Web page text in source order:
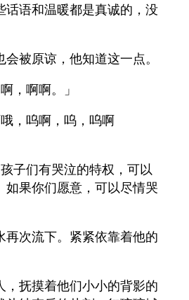
话语和温暖都是真诚的，没
被原谅，他知道这一点。
，啊啊。」
，呜啊，呜，呜啊
子们有哭泣的特权，可以
如果你们愿意，可以尽情哭
再次流下。紧紧依靠着他的
，抚摸着他们小小的背影的